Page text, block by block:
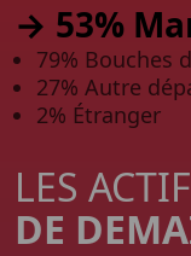
→ 53%
79% Bouches
27% Autre
2% Étranger
LES
DE